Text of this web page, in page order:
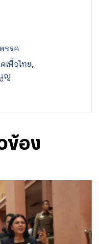
รรค
เพื่อไทย,
ญ
ข้อง